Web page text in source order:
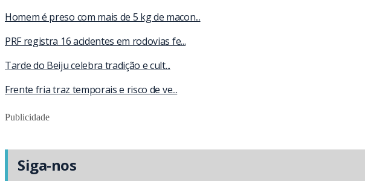
Homem é preso com mais de 5 kg de macon...
PRF registra 16 acidentes em rodovias fe...
Tarde do Beiju celebra tradição e cult...
Frente fria traz temporais e risco de ve...
Publicidade
Siga-nos